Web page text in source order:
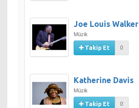
Joe Louis Walker
Müzik
Takip Et 0
Katherine Davis
Müzik
Takip Et 0